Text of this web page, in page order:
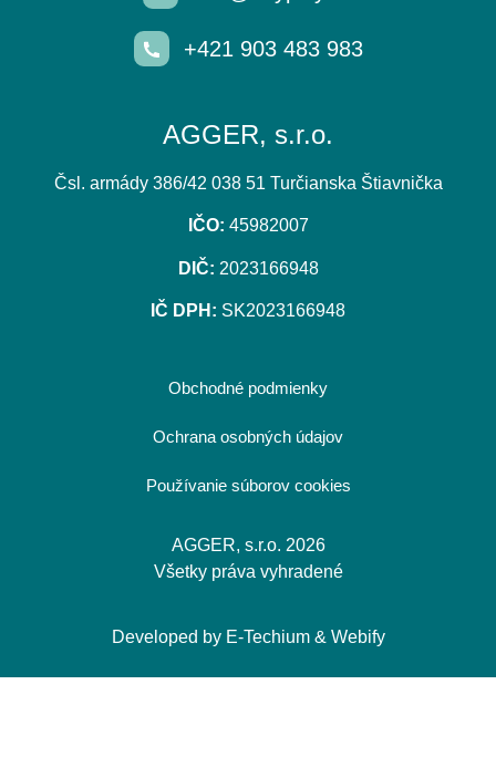
+421 903 483 983
AGGER, s.r.o.
Čsl. armády 386/42 038 51 Turčianska Štiavnička
IČO: 45982007
DIČ: 2023166948
IČ DPH: SK2023166948
Obchodné podmienky
Ochrana osobných údajov
Používanie súborov cookies
AGGER, s.r.o. 2026
Všetky práva vyhradené
Developed by E-Techium& Webify